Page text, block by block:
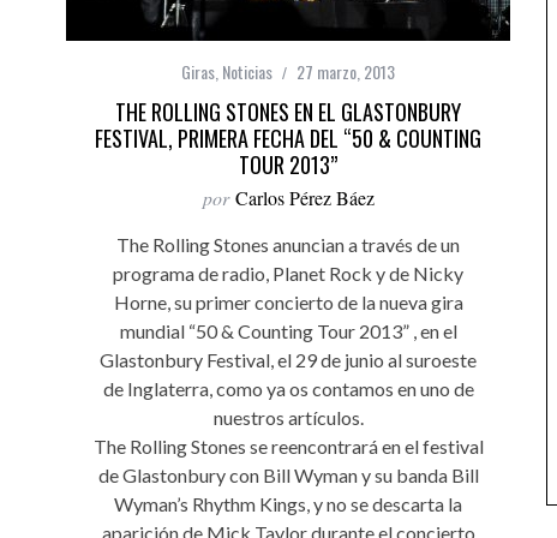
Giras Noticias 27 marzo, 2013
THE ROLLING STONES EN EL GLASTONBURY
FESTIVAL, PRIMERA FECHA DEL “50 & COUNTING
TOUR 2013”
por Carlos Pérez Báez
The Rolling Stones anuncian a través de un
programa de radio, Planet Rock y de Nicky
Horne, su primer concierto de la nueva gira
mundial “50 & Counting Tour 2013” , en el
Glastonbury Festival, el 29 de junio al suroeste
de Inglaterra, como ya os contamos en uno de
nuestros artículos.
The Rolling Stones se reencontrará en el festival
de Glastonbury con Bill Wyman y su banda Bill
Wyman’s Rhythm Kings, y no se descarta la
aparición de Mick Taylor durante el concierto